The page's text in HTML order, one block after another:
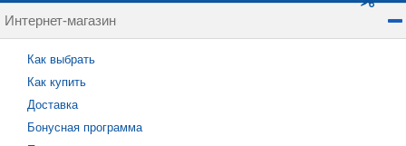
Интернет-магазин
Как выбрать
Как купить
Доставка
Бонусная программа